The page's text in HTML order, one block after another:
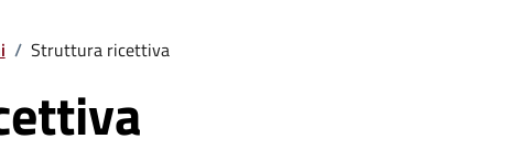
/ Struttura ricettiva